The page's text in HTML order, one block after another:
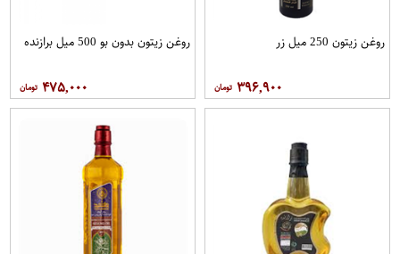
روغن زیتون 250 میل زر
۳۹۶,۹۰۰
روغن زیتون بدون بو 500 میل برازنده
۴۷۵,۰۰۰